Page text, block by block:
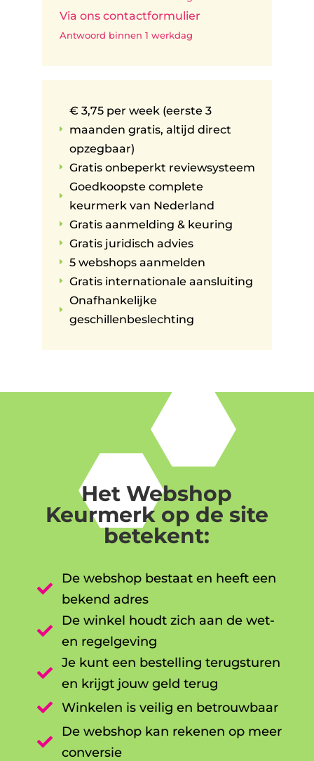
Via ons contactformulier
Antwoord binnen 1 werkdag
E
€ 3,75 per week (eerste 3
maanden gratis, altijd direct
opzegbaar)
E Gratis onbeperkt reviewsysteem
E
Goedkoopste complete
keurmerk van Nederland
E Gratis aanmelding & keuring
E Gratis juridisch advies
E 5 webshops aanmelden
E Gratis internationale aansluiting
E
Onafhankelijke
geschillenbeslechting
Het Webshop
Keurmerk op de site
betekent:

De webshop bestaat en heeft een
bekend adres

De winkel houdt zich aan de wet-
en regelgeving

Je kunt een bestelling terugsturen
en krijgt jouw geld terug

Winkelen is veilig en betrouwbaar

De webshop kan rekenen op meer
conversie